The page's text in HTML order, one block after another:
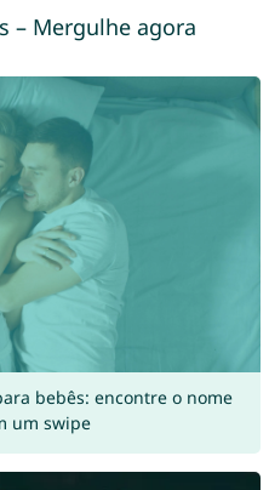
– Mergulhe agora
bebês: encontre o nome
um swipe